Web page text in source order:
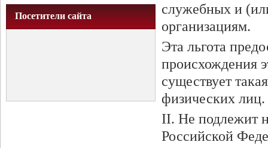
Посетители сайта
служебных и
организациям.
Эта льгота
происхождения
существует
физических лиц.
II. Не подлежит
Российской